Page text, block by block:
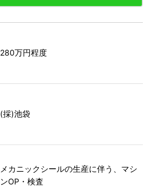
280万円程度
(採)池袋
メカニックシールの生産に伴う、マシ
ンOP・検査